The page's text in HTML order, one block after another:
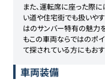
また、運転席に座った際
い道や住宅街でも扱いや
はのサンバー特有の魅力
もこの車両ならではのポ
て探されている方にもお
車両装備